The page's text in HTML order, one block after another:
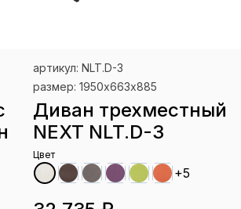
артикул: NLT.D-3
размер: 1950х663х885
Диван трехместный
NEXT NLT.D-3
Цвет
+5